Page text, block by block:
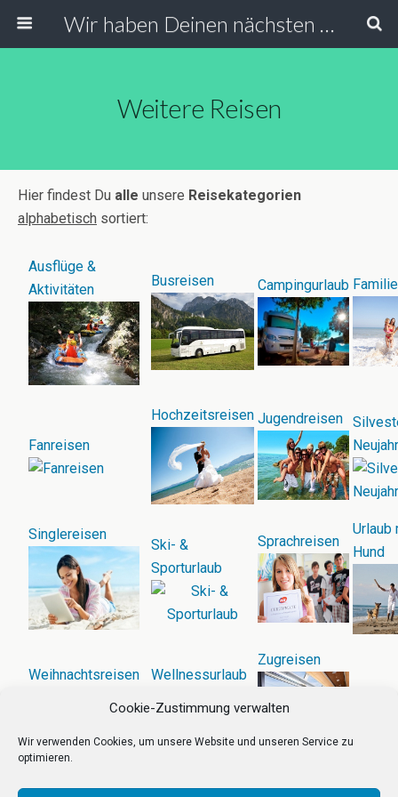
Cookie-Zustimmung verwalten
Wir verwenden Cookies, um unsere Website und unseren Service zu
optimieren.
Wir haben Deinen nächsten Urlaub
Weitere Reisen
Hier findest Du alle unsere Reisekategorien
alphabetisch sortiert:
Ausflüge &
Aktivitäten
Busreisen Campingurlaub
Fanreisen
Hochzeitsreisen Jugendreisen
Neujahr
Singlereisen
Ski- &
Sporturlaub
Sprachreisen
Urlaub
Hund
Weihnachtsreisen Wellnessurlaub
Zugreisen